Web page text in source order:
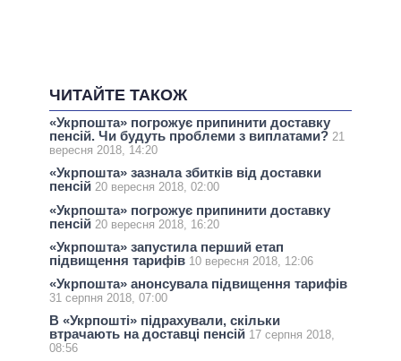
ЧИТАЙТЕ ТАКОЖ
«Укрпошта» погрожує припинити доставку
пенсій. Чи будуть проблеми з виплатами? 21
вересня 2018, 14:20
«Укрпошта» зазнала збитків від доставки
пенсій 20 вересня 2018, 02:00
«Укрпошта» погрожує припинити доставку
пенсій 20 вересня 2018, 16:20
«Укрпошта» запустила перший етап
підвищення тарифів 10 вересня 2018, 12:06
«Укрпошта» анонсувала підвищення тарифів
31 серпня 2018, 07:00
В «Укрпошті» підрахували, скільки
втрачають на доставці пенсій 17 серпня 2018,
08:56